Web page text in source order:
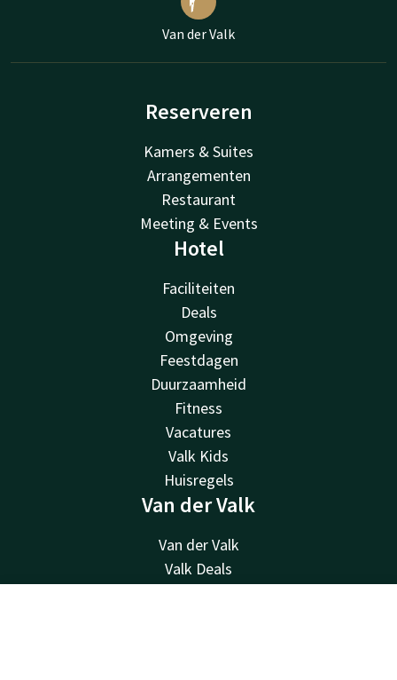
Van der Valk
Reserveren
Kamers & Suites
Arrangementen
Restaurant
Meeting & Events
Hotel
Faciliteiten
Deals
Omgeving
Feestdagen
Duurzaamheid
Fitness
Vacatures
Valk Kids
Huisregels
Van der Valk
Van der Valk
Valk Deals